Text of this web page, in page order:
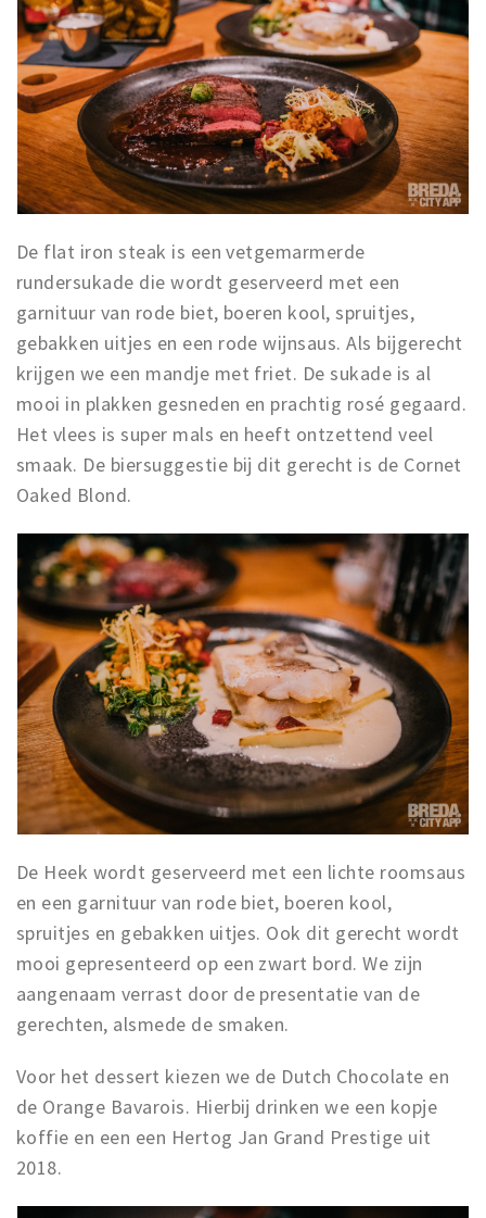
De flat iron steak is een vetgemarmerde
rundersukade die wordt geserveerd met een
garnituur van rode biet, boeren kool, spruitjes,
gebakken uitjes en een rode wijnsaus. Als bijgerecht
krijgen we een mandje met friet. De sukade is al
mooi in plakken gesneden en prachtig rosé gegaard.
Het vlees is super mals en heeft ontzettend veel
smaak. De biersuggestie bij dit gerecht is de Cornet
Oaked Blond.
De Heek wordt geserveerd met een lichte roomsaus
en een garnituur van rode biet, boeren kool,
spruitjes en gebakken uitjes. Ook dit gerecht wordt
mooi gepresenteerd op een zwart bord. We zijn
aangenaam verrast door de presentatie van de
gerechten, alsmede de smaken.
Voor het dessert kiezen we de Dutch Chocolate en
de Orange Bavarois. Hierbij drinken we een kopje
koffie en een een Hertog Jan Grand Prestige uit
2018.